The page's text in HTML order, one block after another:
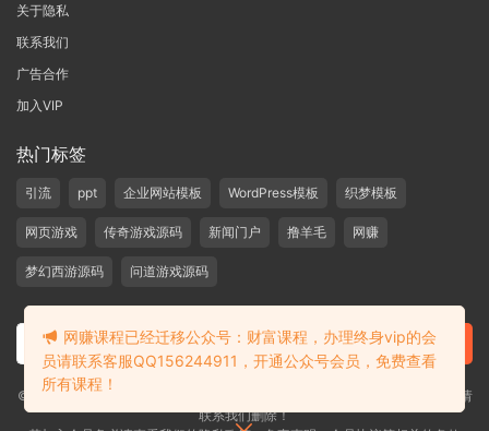
关于隐私
联系我们
广告合作
加入VIP
热门标签
引流 ppt 企业网站模板 WordPress模板 织梦模板
网页游戏 传奇游戏源码 新闻门户 撸羊毛 网赚
梦幻西游源码 问道游戏源码
©2019-2020 愁资源 站内大部分资源收集于网络，若侵犯了您的合法权益，请
联系我们删除！
网赚课程已经迁移公众号：财富课程，办理终身vip的会
员请联系客服QQ156244911，开通公众号会员，免费查看
所有课程！